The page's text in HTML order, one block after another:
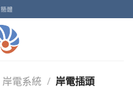
簡體
岸電系統 / 岸電插頭